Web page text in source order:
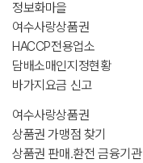
정보화마을
여수사랑상품권
HACCP전용업소
담배소매인지정현황
바가지요금 신고
여수사랑상품권
상품권 가맹점 찾기
상품권 판매.환전 금융기관